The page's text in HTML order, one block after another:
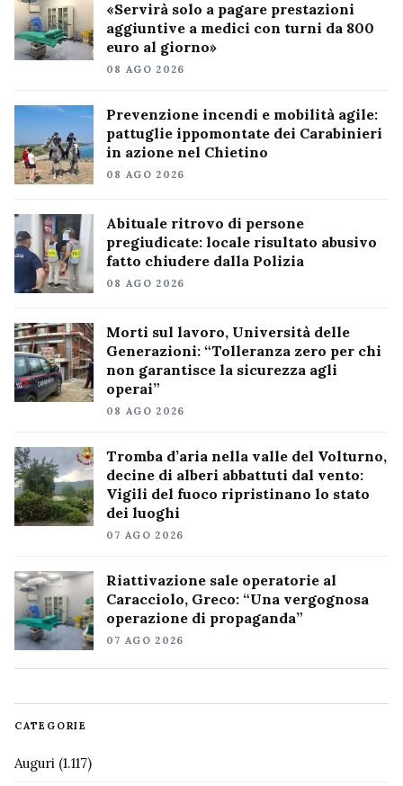
«Servirà solo a pagare prestazioni
aggiuntive a medici con turni da 800
euro al giorno»
08 AGO 2026
Prevenzione incendi e mobilità agile:
pattuglie ippomontate dei Carabinieri
in azione nel Chietino
08 AGO 2026
Abituale ritrovo di persone
pregiudicate: locale risultato abusivo
fatto chiudere dalla Polizia
08 AGO 2026
Morti sul lavoro, Università delle
Generazioni: “Tolleranza zero per chi
non garantisce la sicurezza agli
operai”
08 AGO 2026
Tromba d’aria nella valle del Volturno,
decine di alberi abbattuti dal vento:
Vigili del fuoco ripristinano lo stato
dei luoghi
07 AGO 2026
Riattivazione sale operatorie al
Caracciolo, Greco: “Una vergognosa
operazione di propaganda”
07 AGO 2026
CATEGORIE
Auguri (1.117)